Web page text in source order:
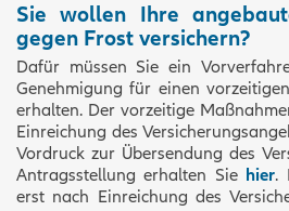
Sie wollen Ihre
gegen Frost versichern?
Dafür müssen Sie ein
Genehmigung für einen
erhalten. Der vorzeitige
Einreichung des
Vordruck zur Übersendung des
Antragsstellung erhalten Sie hier.
erst nach Einreichung des